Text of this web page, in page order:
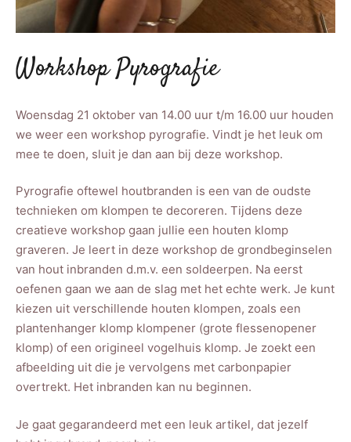
Workshop Pyrografie
Woensdag 21 oktober van 14.00 uur t/m 16.00 uur houden
we weer een workshop pyrografie. Vindt je het leuk om
mee te doen, sluit je dan aan bij deze workshop.
Pyrografie oftewel houtbranden is een van de oudste
technieken om klompen te decoreren. Tijdens deze
creatieve workshop gaan jullie een houten klomp
graveren. Je leert in deze workshop de grondbeginselen
van hout inbranden d.m.v. een soldeerpen. Na eerst
oefenen gaan we aan de slag met het echte werk. Je kunt
kiezen uit verschillende houten klompen, zoals een
plantenhanger klomp klompener (grote flessenopener
klomp) of een origineel vogelhuis klomp. Je zoekt een
afbeelding uit die je vervolgens met carbonpapier
overtrekt. Het inbranden kan nu beginnen.
Je gaat gegarandeerd met een leuk artikel, dat jezelf